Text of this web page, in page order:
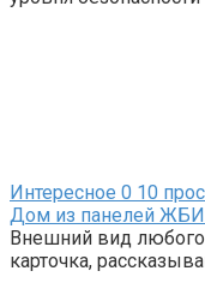
Интересное 0 10
Дом из панелей ЖБИ:
Внешний вид любого
карточка,